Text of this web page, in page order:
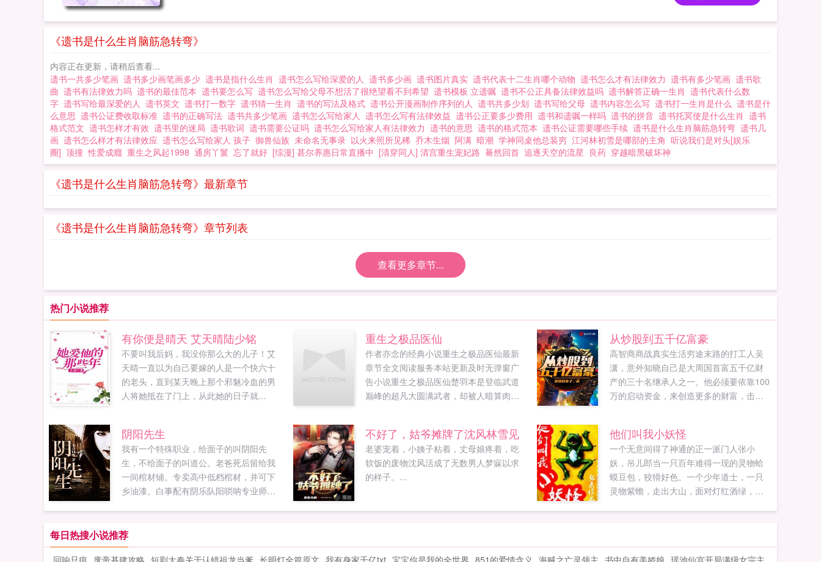
《遗书是什么生肖脑筋急转弯》
内容正在更新，请稍后查看...
遗书一共多少笔画 遗书多少画笔画多少 遗书是指什么生肖 遗书怎么写给深爱的人 遗书多少画 遗书图片真实 遗书代表十二生肖哪个动物 遗书怎么才有法律效力 遗书有多少笔画 遗书歌
曲 遗书有法律效力吗 遗书的最佳范本 遗书要怎么写 遗书怎么写给父母不想活了很绝望看不到希望 遗书模板 立遗嘱 遗书不公正具备法律效益吗 遗书解答正确一生肖 遗书代表什么数
字 遗书写给最深爱的人 遗书英文 遗书打一数字 遗书猜一生肖 遗书的写法及格式 遗书公开漫画制作序列的人 遗书共多少划 遗书写给父母 遗书内容怎么写 遗书打一生肖是什么 遗书是什
么意思 遗书公证费收取标准 遗书的正确写法 遗书共多少笔画 遗书怎么写给家人 遗书怎么写有法律效益 遗书公正要多少费用 遗书和遗嘱一样吗 遗书的拼音 遗书托冥使是什么生肖 遗书
格式范文 遗书怎样才有效 遗书里的迷局 遗书歌词 遗书需要公证吗 遗书怎么写给家人有法律效力 遗书的意思 遗书的格式范本 遗书公证需要哪些手续 遗书是什么生肖脑筋急转弯 遗书几
画 遗书怎么样才有法律效应 遗书怎么写给家人 孩子 御兽仙族 未命名无事录 以火来照所见稀 乔木生烟 阿满 暗潮 学神同桌他总装穷 江河林初雪是哪部的主角 听说我们是对头[娱乐
圈] 顶撞 性爱成癮 重生之风起1998 通房丫鬟 忘了就好 [综漫] 甚尔养惠日常直播中 [清穿同人] 清宫重生宠妃路 驀然回首 追逐天空的流星 良药 穿越暗黑破坏神
《遗书是什么生肖脑筋急转弯》最新章节
《遗书是什么生肖脑筋急转弯》章节列表
查看更多章节...
热门小说推荐
有你便是晴天 艾天晴陆少铭
不要叫我后妈，我没你那么大的儿子！艾
天晴一直以为自己要嫁的人是一个快六十
的老头，直到某天晚上那个邪魅冷血的男
人将她抵在了门上，从此她的日子就...
重生之极品医仙
作者亦念的经典小说重生之极品医仙最新
章节全文阅读服务本站更新及时无弹窗广
告小说重生之极品医仙楚羽本是登临武道
巅峰的超凡大圆满武者，却被人暗算肉身
从炒股到五千亿富豪
高智商商战真实生活穷途末路的打工人吴
潇，意外知晓自己是大周国首富五千亿财
产的三十名继承人之一。他必须要依靠100
万的启动资金，来创造更多的财富，击败
阴阳先生
我有一个特殊职业，给面子的叫阴阳先
生，不给面子的叫道公。老爸死后留给我
一间棺材铺。专卖高中低档棺材，并可下
乡油漆。白事配有阴乐队阳唢呐专业师公
不好了，姑爷摊牌了沈风林雪见
老婆宠着，小姨子粘着，丈母娘疼着，吃
软饭的废物沈风活成了无数男人梦寐以求
的样子。...
他们叫我小妖怪
一个无意间得了神通的正一派门人张小
妖，吊儿郎当一只百年难得一现的灵物蛤
蟆豆包，狡猾好色。一个少年道士，一只
灵物紫蟾，走出大山，面对灯红酒绿，看
然不知道自己身上埋藏这个一个惊天秘密
每日热搜小说推荐
回响只痕 废帝基建攻略 短剧大秦关于认错祖龙当爹 长明灯全篇原文 我有身家千亿txt 宝宝你是我的全世界 851的爱情含义 海贼之亡灵领主 书中自有美娇娘 瑶池仙宫开局满级女宗主